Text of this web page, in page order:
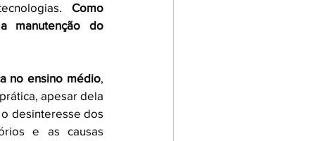
Como
manutenção do
no ensino médio,
apesar dela
desinteresse dos
e as causas